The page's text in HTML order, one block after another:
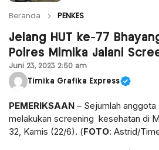
Beranda PENKES
Jelang HUT ke-77
Polres Mimika Jalani
Juni 23, 2023 2:50 am
Timika Grafika Express
PEMERIKSAAN – Sejumlah
melakukan screening kesehatan di
32, Kamis (22/6). (FOTO: Astrid/